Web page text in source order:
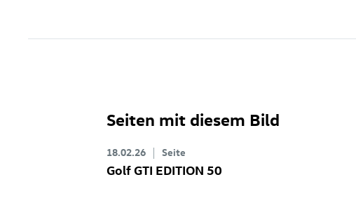
Seiten mit diesem Bild
18.02.26 Seite
Golf GTI EDITION 50